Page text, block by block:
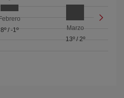
Febrero
8º/ -1º
Marzo
13º/ 2º